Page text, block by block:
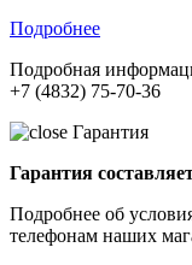
Подробнее
Подробная
+7 (4832) 75-70-36
Гарантия
Гарантия
Подробнее об
телефонам наших